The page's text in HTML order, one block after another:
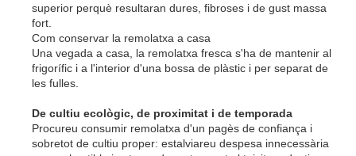
superior perquè resultaran dures, fibroses i de gust massa
fort.
Com conservar la remolatxa a casa
Una vegada a casa, la remolatxa fresca s'ha de mantenir al
frigorífic i a l'interior d'una bossa de plàstic i per separat de
les fulles.
De cultiu ecològic, de proximitat i de temporada
Procureu consumir remolatxa d'un pagès de confiança i
sobretot de cultiu proper: estalviareu despesa innecessària